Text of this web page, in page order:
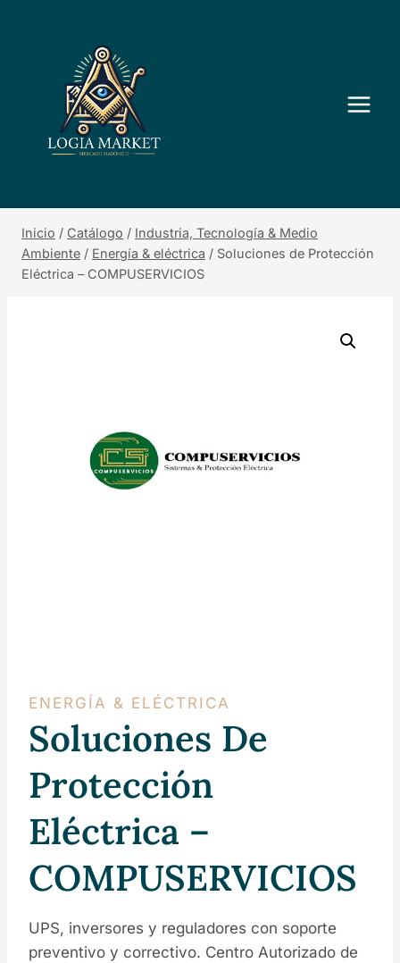
Inicio / Catálogo / Industria, Tecnología & Medio
Ambiente / Energía & eléctrica / Soluciones de Protección
Eléctrica – COMPUSERVICIOS
ENERGÍA & ELÉCTRICA
Soluciones De
Protección
Eléctrica –
COMPUSERVICIOS
UPS, inversores y reguladores con soporte
preventivo y correctivo. Centro Autorizado de